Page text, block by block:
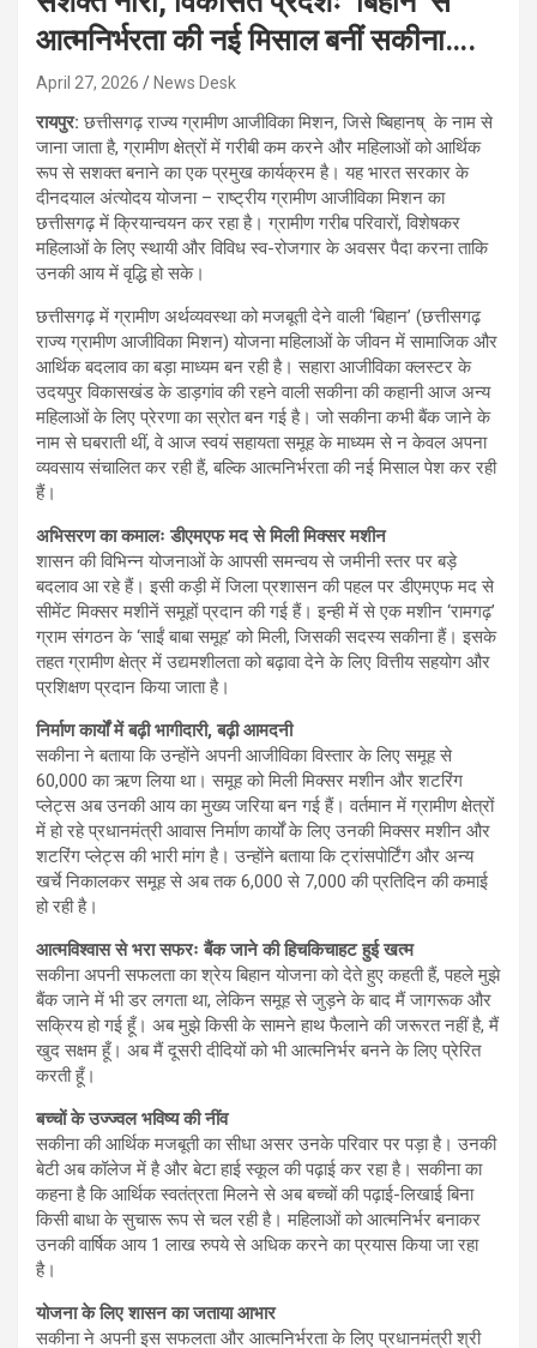
आत्मनिर्भरता की नई मिसाल बनीं सकीना….
April 27, 2026 News Desk
रायपुर:छत्तीसगढ़ राज्य ग्रामीण आजीविका मिशन, जिसे ष्बिहानष् के नाम से
जाना जाता है, ग्रामीण क्षेत्रों में गरीबी कम करने और महिलाओं को आर्थिक
रूप से सशक्त बनाने का एक प्रमुख कार्यक्रम है। यह भारत सरकार के
दीनदयाल अंत्योदय योजना – राष्ट्रीय ग्रामीण आजीविका मिशन का
छत्तीसगढ़ में क्रियान्वयन कर रहा है। ग्रामीण गरीब परिवारों, विशेषकर
महिलाओं के लिए स्थायी और विविध स्व-रोजगार के अवसर पैदा करना ताकि
उनकी आय में वृद्धि हो सके।
छत्तीसगढ़ में ग्रामीण अर्थव्यवस्था को मजबूती देने वाली ‘बिहान’ (छत्तीसगढ़
राज्य ग्रामीण आजीविका मिशन) योजना महिलाओं के जीवन में सामाजिक और
आर्थिक बदलाव का बड़ा माध्यम बन रही है। सहारा आजीविका क्लस्टर के
उदयपुर विकासखंड के डाड़गांव की रहने वाली सकीना की कहानी आज अन्य
महिलाओं के लिए प्रेरणा का स्रोत बन गई है। जो सकीना कभी बैंक जाने के
नाम से घबराती थीं, वे आज स्वयं सहायता समूह के माध्यम से न केवल अपना
व्यवसाय संचालित कर रही हैं, बल्कि आत्मनिर्भरता की नई मिसाल पेश कर रही
हैं।
अभिसरण का कमालः डीएमएफ मद से मिली मिक्सर मशीन
शासन की विभिन्न योजनाओं के आपसी समन्वय से जमीनी स्तर पर बड़े
बदलाव आ रहे हैं। इसी कड़ी में जिला प्रशासन की पहल पर डीएमएफ मद से
सीमेंट मिक्सर मशीनें समूहों प्रदान की गई हैं। इन्ही में से एक मशीन ‘रामगढ़’
ग्राम संगठन के ‘साईं बाबा समूह’ को मिली, जिसकी सदस्य सकीना हैं। इसके
तहत ग्रामीण क्षेत्र में उद्यमशीलता को बढ़ावा देने के लिए वित्तीय सहयोग और
प्रशिक्षण प्रदान किया जाता है।
निर्माण कार्यों में बढ़ी भागीदारी, बढ़ी आमदनी
सकीना ने बताया कि उन्होंने अपनी आजीविका विस्तार के लिए समूह से
60,000 का ऋण लिया था। समूह को मिली मिक्सर मशीन और शटरिंग
प्लेट्स अब उनकी आय का मुख्य जरिया बन गई हैं। वर्तमान में ग्रामीण क्षेत्रों
में हो रहे प्रधानमंत्री आवास निर्माण कार्यों के लिए उनकी मिक्सर मशीन और
शटरिंग प्लेट्स की भारी मांग है। उन्होंने बताया कि ट्रांसपोर्टिंग और अन्य
खर्चे निकालकर समूह से अब तक 6,000 से 7,000 की प्रतिदिन की कमाई
हो रही है।
आत्मविश्वास से भरा सफरः बैंक जाने की हिचकिचाहट हुई खत्म
सकीना अपनी सफलता का श्रेय बिहान योजना को देते हुए कहती हैं, पहले मुझे
बैंक जाने में भी डर लगता था, लेकिन समूह से जुड़ने के बाद मैं जागरूक और
सक्रिय हो गई हूँ। अब मुझे किसी के सामने हाथ फैलाने की जरूरत नहीं है, मैं
खुद सक्षम हूँ। अब मैं दूसरी दीदियों को भी आत्मनिर्भर बनने के लिए प्रेरित
करती हूँ।
बच्चों के उज्ज्वल भविष्य की नींव
सकीना की आर्थिक मजबूती का सीधा असर उनके परिवार पर पड़ा है। उनकी
बेटी अब कॉलेज में है और बेटा हाई स्कूल की पढ़ाई कर रहा है। सकीना का
कहना है कि आर्थिक स्वतंत्रता मिलने से अब बच्चों की पढ़ाई-लिखाई बिना
किसी बाधा के सुचारू रूप से चल रही है। महिलाओं को आत्मनिर्भर बनाकर
उनकी वार्षिक आय 1 लाख रुपये से अधिक करने का प्रयास किया जा रहा
है।
योजना के लिए शासन का जताया आभार
सकीना ने अपनी इस सफलता और आत्मनिर्भरता के लिए प्रधानमंत्री श्री